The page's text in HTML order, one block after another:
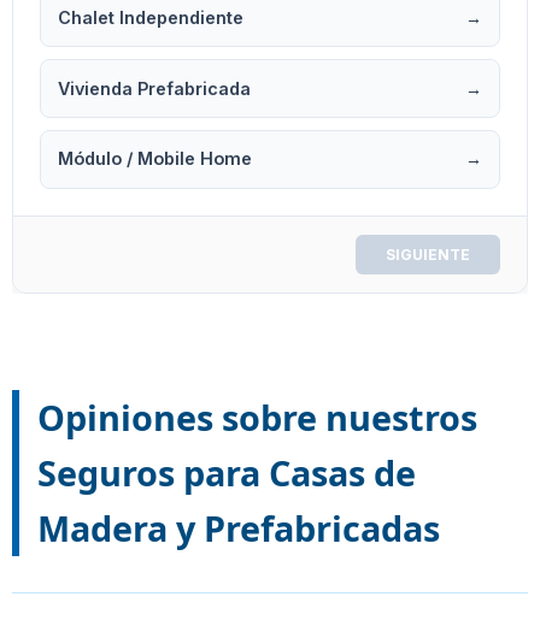
Chalet Independiente →
Vivienda Prefabricada →
Módulo / Mobile Home →
SIGUIENTE
Opiniones sobre nuestros
Seguros para Casas de
Madera y Prefabricadas